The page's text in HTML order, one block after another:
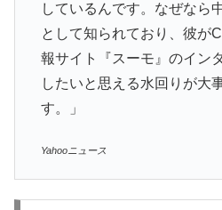
しているんです。なぜなら
として知られており、彼が
報サイト『スーモ』のイン
したいと思える水回りが大
す。」
Yahooニュース